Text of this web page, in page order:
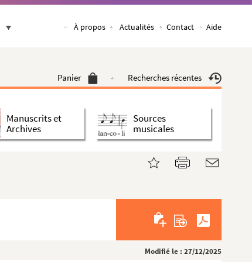
À propos Actualités Contact Aide
Panier Recherches récentes
Manuscrits et
Archives
Sources
musicales
Modifié le : 27/12/2025